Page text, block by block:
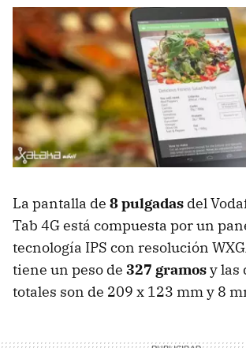
La pantalla de 8 pulgadas del
Tab 4G está compuesta por un
tecnología IPS con resolución
tiene un peso de 327 gramosy las
totales son de 209 x 123 mm y 8